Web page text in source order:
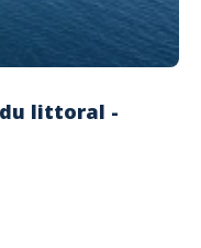
littoral -